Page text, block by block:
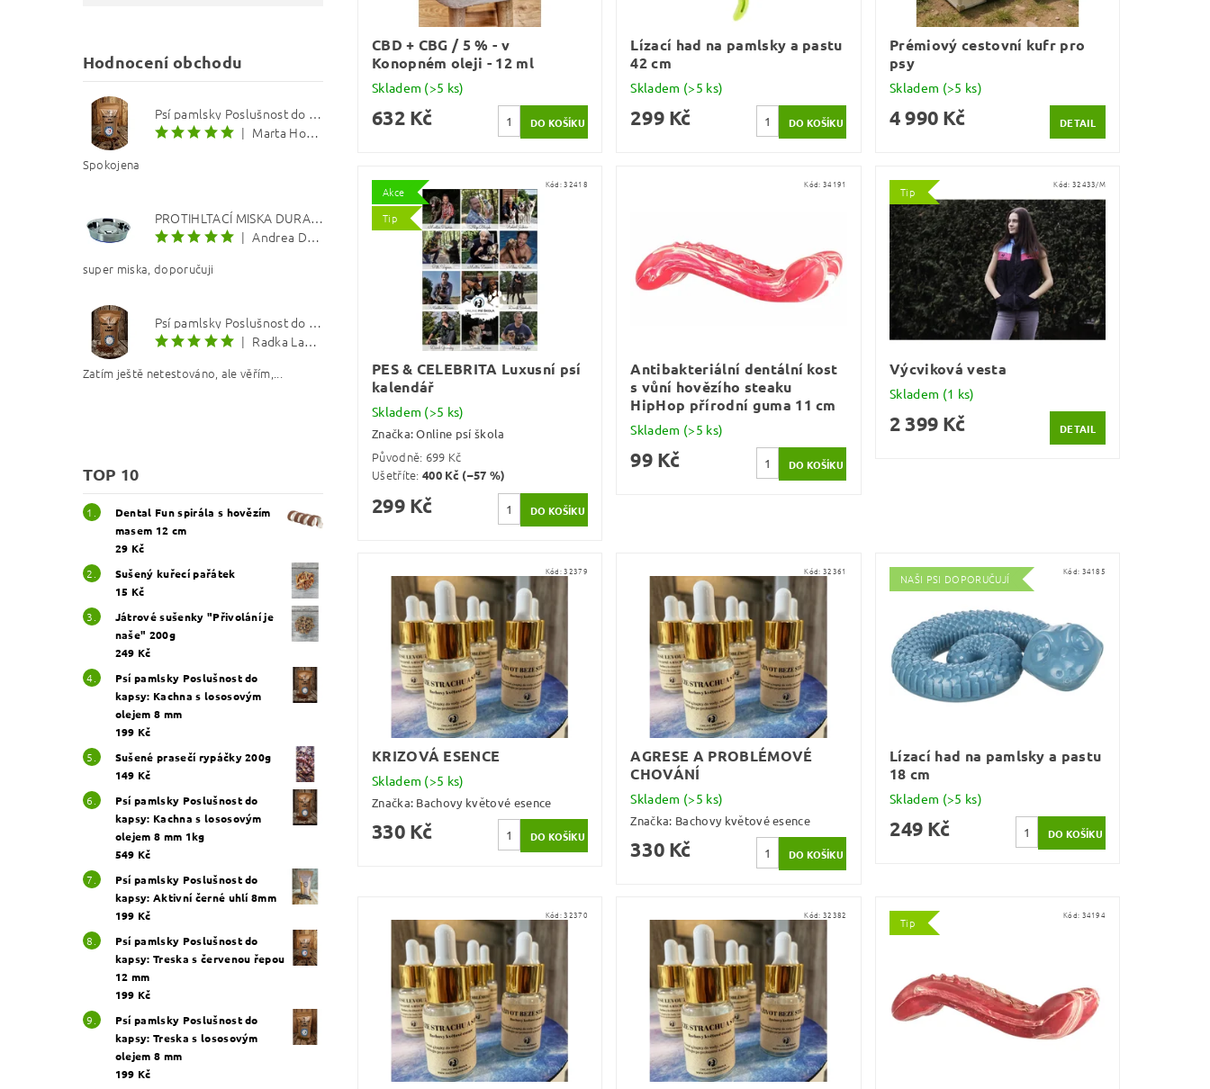
Hodnocení obchodu
Psí pamlsky Poslušnost do kapsy: Treska s červenou řepou 12 mm
|
Marta Hourová
Spokojena
PROTIHLTACÍ MISKA DURAPET
|
Andrea Dosoudilová
super miska, doporučuji
Psí pamlsky Poslušnost do kapsy: Kachna s lososovým olejem 8 mm
|
Radka Langerová
Zatím ještě netestováno, ale věřím,...
TOP 10
Dental Fun spirála s hovězím
masem 12 cm
29 Kč
Sušený kuřecí pařátek
15 Kč
Játrové sušenky "Přivolání je
naše" 200g
249 Kč
Psí pamlsky Poslušnost do
kapsy: Kachna s lososovým
olejem 8 mm
199 Kč
Sušené prasečí rypáčky 200g
149 Kč
Psí pamlsky Poslušnost do
kapsy: Kachna s lososovým
olejem 8 mm 1kg
549 Kč
Psí pamlsky Poslušnost do
kapsy: Aktivní černé uhlí 8mm
199 Kč
Psí pamlsky Poslušnost do
kapsy: Treska s červenou řepou
12 mm
199 Kč
Psí pamlsky Poslušnost do
kapsy: Treska s lososovým
olejem 8 mm
199 Kč
CBD + CBG / 5 % - v
Konopném oleji - 12 ml
Skladem (>5 ks)
632 Kč
Lízací had na pamlsky a pastu
42 cm
Skladem (>5 ks)
299 Kč
Prémiový cestovní kufr pro
psy
Skladem (>5 ks)
4 990 Kč DETAIL
Akce
Tip
Kód:32418
PES & CELEBRITA Luxusní psí
kalendář
Skladem (>5 ks)
Značka:Online psí škola
Původně: 699 Kč
Ušetříte:400 Kč (–57 %)
299 Kč
Kód: 34191
Antibakteriální dentální kost
s vůní hovězího steaku
HipHop přírodní guma 11 cm
Skladem (>5 ks)
99 Kč
Tip
Kód: 32433/M
Výcviková vesta
Skladem (1 ks)
2 399 Kč DETAIL
Kód:32379
KRIZOVÁ ESENCE
Skladem (>5 ks)
Značka: Bachovy květové esence
330 Kč
Kód: 32361
AGRESE A PROBLÉMOVÉ
CHOVÁNÍ
Skladem (>5 ks)
Značka: Bachovy květové esence
330 Kč
NAŠI PSI DOPORUČUJÍ
Kód: 34185
Lízací had na pamlsky a pastu
18 cm
Skladem (>5 ks)
249 Kč
Kód:32370 Kód: 32382
Tip
Kód: 34194